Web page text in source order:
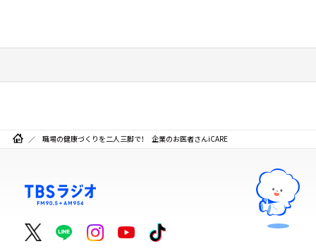
職場の健康づくりを二人三脚で！ 企業のお医者さんiCARE